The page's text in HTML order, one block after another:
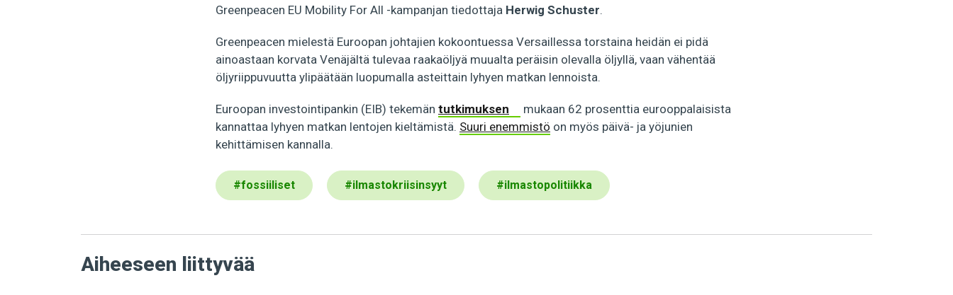
Greenpeacen EU Mobility For All -kampanjan tiedottaja Herwig Schuster.
Greenpeacen mielestä Euroopan johtajien kokoontuessa Versaillessa torstaina heidän ei pidä
ainoastaan korvata Venäjältä tulevaa raakaöljyä muualta peräisin olevalla öljyllä, vaan vähentää
öljyriippuvuutta ylipäätään luopumalla asteittain lyhyen matkan lennoista.
Euroopan investointipankin (EIB) tekemän tutkimuksen
mukaan 62 prosenttia eurooppalaisista
kannattaa lyhyen matkan lentojen kieltämistä. Suuri enemmistö on myös päivä- ja yöjunien
kehittämisen kannalla.
#fossiiliset #ilmastokriisinsyyt #ilmastopolitiikka
Aiheeseen liittyvää